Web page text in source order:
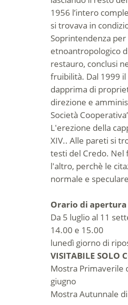
1956 l’intero
si trovava in
Soprintendenza
etnoantropologico
restauro, conclusi
fruibilità. Dal 1999
dapprima di
direzione e
Società
L'erezione della
XIV.. Alle pareti si
testi del Credo. Nel
l'altro, perchè le
normale e
Orario di apertura
Da 5 luglio al 11
14.00 e 15.00
lunedì giorno di
VISITABILE SOLO
Mostra Primaverile
giugno
Mostra Autunnale